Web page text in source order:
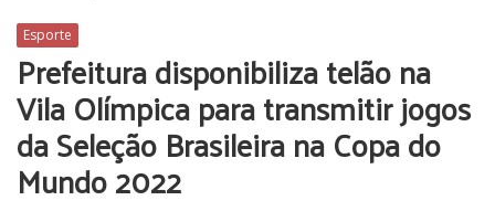
Esporte
Prefeitura disponibiliza telão na
Vila Olímpica para transmitir jogos
da Seleção Brasileira na Copa do
Mundo 2022